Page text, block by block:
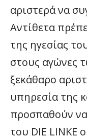
αριστερά να
Αντίθετα
της ηγεσίας
στους αγώνες
ξεκάθαρο
υπηρεσία της
προσπαθούν
του DIE LINKE